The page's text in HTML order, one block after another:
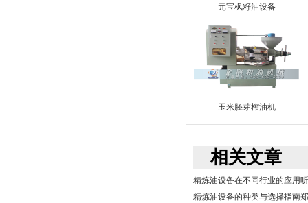
元宝枫籽油设备
玉米胚芽榨油机
相关文章
精炼油设备在不同行业的应用
精炼油设备的种类与选择指南